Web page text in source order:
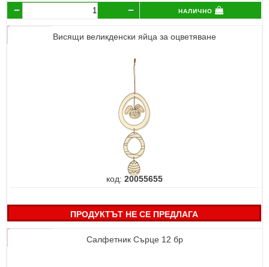
налично
Висящи великденски яйца за оцветяване
код: 20055655
ПРОДУКТЪТ НЕ СЕ ПРЕДЛАГА
Салфетник Сърце 12 бр